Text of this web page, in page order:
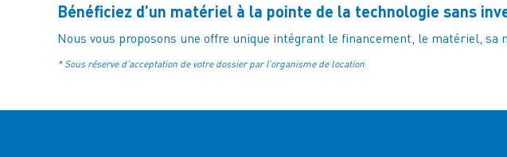
Bénéficiez d’un matériel à la pointe de la technologie sans
Nous vous proposons une offre unique intégrant le financement, le matériel,
* Sous réserve d’acceptation de votre dossier par l’organisme de location